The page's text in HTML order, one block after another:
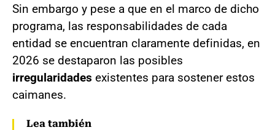
Sin embargo y pese a que en el marco de dicho
programa, las responsabilidades de cada
entidad se encuentran claramente definidas, en
2026 se destaparon las posibles
irregularidades existentes para sostener estos
caimanes.
Lea también